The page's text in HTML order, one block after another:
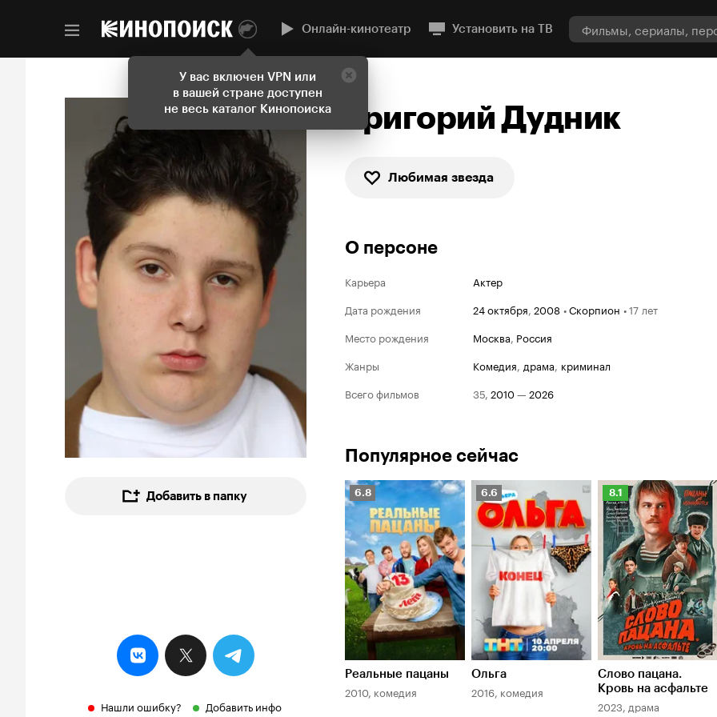
У вас включен VPN или
в вашей стране доступен
не весь каталог Кинопоиска
Онлайн-кинотеатр Установить на ТВ
Добавить в папку
Нашли ошибку? Добавить инфо
Григорий Дудник
Любимая звезда
О персоне
Карьера
Актер
Дата рождения
24 октября, 2008 •Скорпион •17 лет
Место рождения
Москва, Россия
Жанры
комедия, драма, криминал
Всего фильмов
35, 2010— 2026
Популярное сейчас
Рейтинг
Кинопоиска
6.8
6.8
Реальные пацаны
2010, комедия
Рейтинг
Кинопоиска
6.6
6.6
Ольга
2016, комедия
Рейтинг
Кинопоиска
8.1
8.1
Слово пацана.
Кровь на асфальте
2023, драма